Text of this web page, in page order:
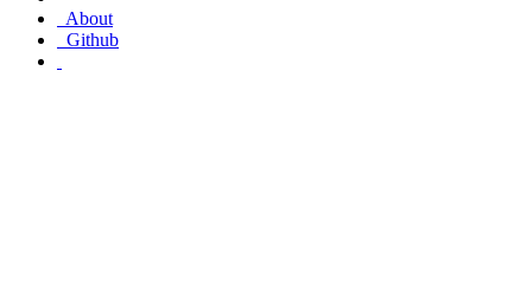
About
Github